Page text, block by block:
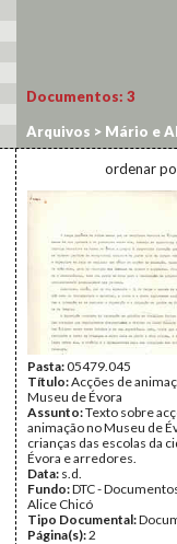
Documentos: 3
Arquivos > Mário e
ordenar
Pasta:05479.045
Título:Acções de
Museu de Évora
Assunto:Texto sobre
animação no Museu de
crianças das escolas da
Évora e arredores.
Data: s.d.
Fundo:DTC -
Alice Chicó
Tipo Documental:
Página(s):2